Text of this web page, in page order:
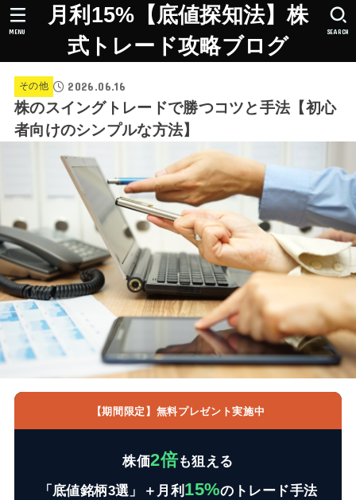
月利15%【底値探知法】株
式トレード攻略ブログ
SEARCH
MENU
その他 2026.06.16
株のスイングトレードで勝つコツと手法【初心
者向けのシンプルな方法】
【期間限定】無料プレゼント実施中
株価2倍も狙える
「底値銘柄3選」＋月利 15%のトレード手法